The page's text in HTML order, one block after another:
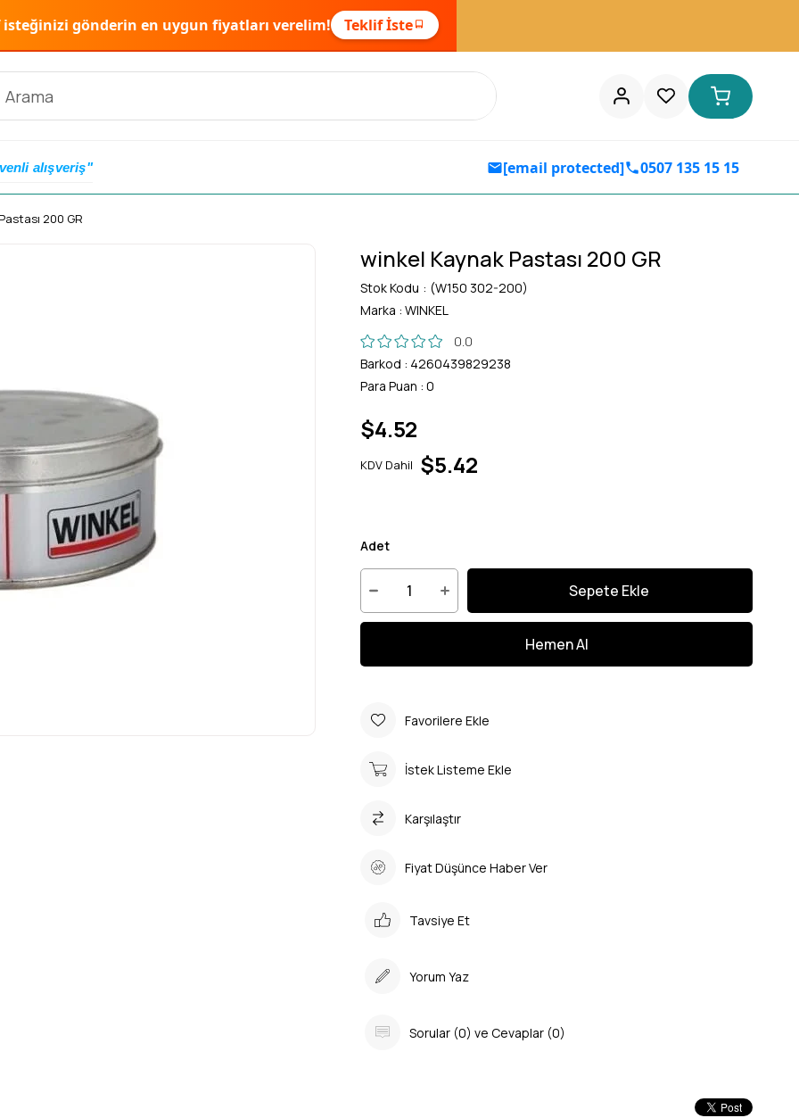
isteğinizi gönderin en uygun fiyatları verelim! Teklif İste
alışveriş" [email protected] 0507 135 15 15
200 GR
winkel Kaynak Pastası 200 GR
Stok Kodu
(W150 302-200)
Marka : WINKEL
0.0
Barkod : 4260439829238
Para Puan : 0
$4.52
KDV Dahil $5.42
Adet
Favorilere Ekle
İstek Listeme Ekle
Karşılaştır
Fiyat Düşünce Haber Ver
Tavsiye Et
Yorum Yaz
Sorular (0) ve Cevaplar (0)